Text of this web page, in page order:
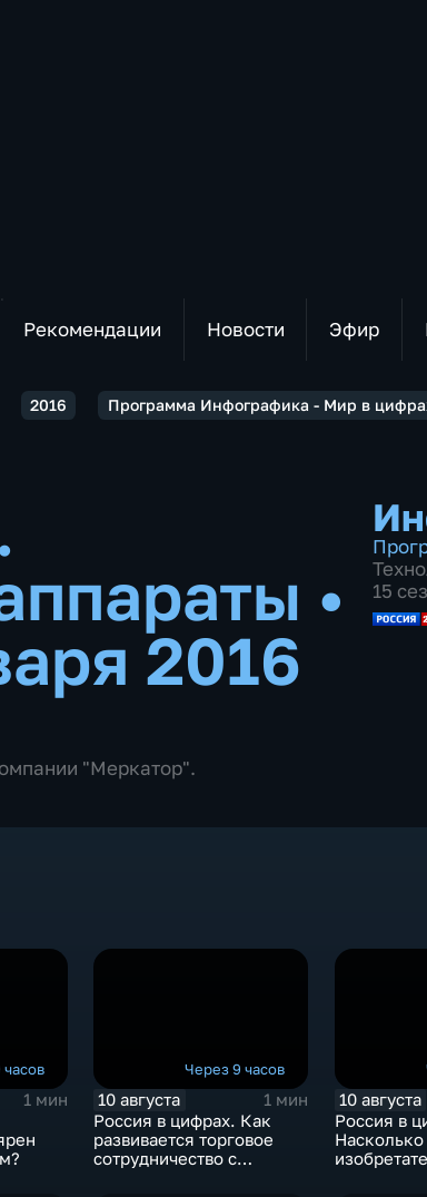
Рекомендации Новости Эфир
2016 Программа Инфографика - Мир в
•
2016
"Меркатор".
15
1 мин
Через 9 часов
10 августа
1 мин
Россия в цифрах. Как
развивается торговое
сотрудничество с
10 августа
Россия в
Насколько